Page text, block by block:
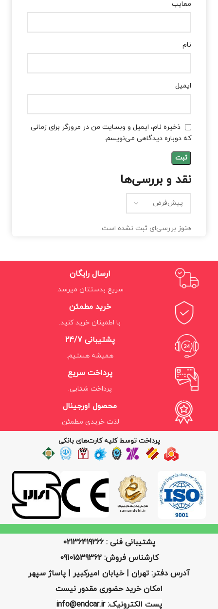
نقد و بررسی‌ها
هنوز بررسی‌ای ثبت نشده است.
معایب
نام
ایمیل
ذخیره نام، ایمیل و وبسایت من در مرورگر برای زمانی
که دوباره دیدگاهی می‌نویسم.
ارسال رایگان
سریع بدستتان میرسد.
خرید مطمئن
با اطمینان خرید کنید.
پشتیبانی 24/7
همیشه هستیم.
پرداخت سریع
پرداخت شتابی.
محصول اورجینال
لذت خریدی مطمئن.
پرداخت توسط کلیه کارت‌های بانکی
پشتیبانی فنی : 02136419266
کارشناس فروش: 09101539362
آدرس دفتر: تهران | خیابان امیرکبیر | پاساژ سپهر
امکان خرید حضوری مقدور نیست
پست الکترونیک: info@endcar.ir